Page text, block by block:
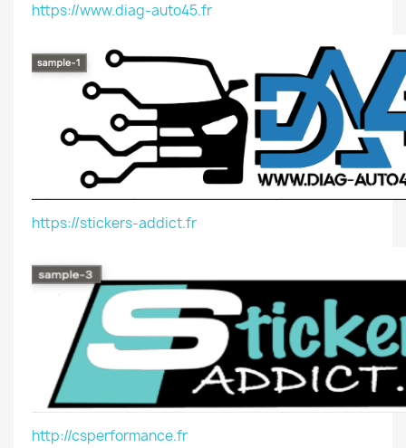
https://www.diag-auto45.fr
https://stickers-addict.fr
http://csperformance.fr